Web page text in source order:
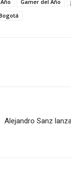
Gamer del Año
Alejandro Sanz